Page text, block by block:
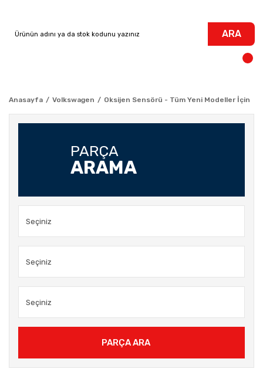
ARA
Anasayfa Volkswagen Oksijen Sensörü - Tüm Yeni Modeller İçin
PARÇA
ARAMA
PARÇA ARA